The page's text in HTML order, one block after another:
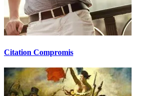
Citation Compromis